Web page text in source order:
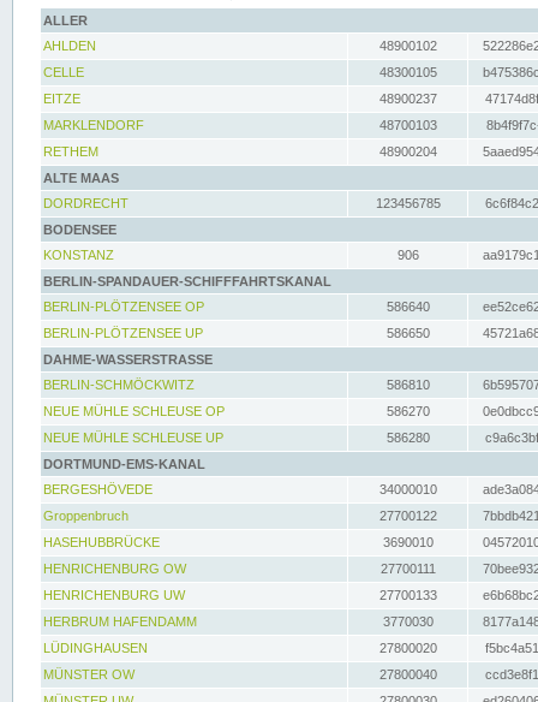
ALLER
AHLDEN
48900102
CELLE
48300105
EITZE
48900237
MARKLENDORF
48700103
RETHEM
48900204
ALTE MAAS
DORDRECHT
123456785
BODENSEE
KONSTANZ
906
BERLIN-SPANDAUER-SCHIFFFAHRTSKANAL
BERLIN-PLÖTZENSEE OP
586640
BERLIN-PLÖTZENSEE UP
586650
DAHME-WASSERSTRASSE
BERLIN-SCHMÖCKWITZ
586810
NEUE MÜHLE SCHLEUSE OP
586270
NEUE MÜHLE SCHLEUSE UP
586280
DORTMUND-EMS-KANAL
BERGESHÖVEDE
34000010
Groppenbruch
27700122
HASEHUBBRÜCKE
3690010
HENRICHENBURG OW
27700111
HENRICHENBURG UW
27700133
HERBRUM HAFENDAMM
3770030
LÜDINGHAUSEN
27800020
MÜNSTER OW
27800040